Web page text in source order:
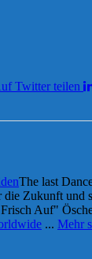
Twitter teilen
The last
Zukunft und
Auf"
... Mehr